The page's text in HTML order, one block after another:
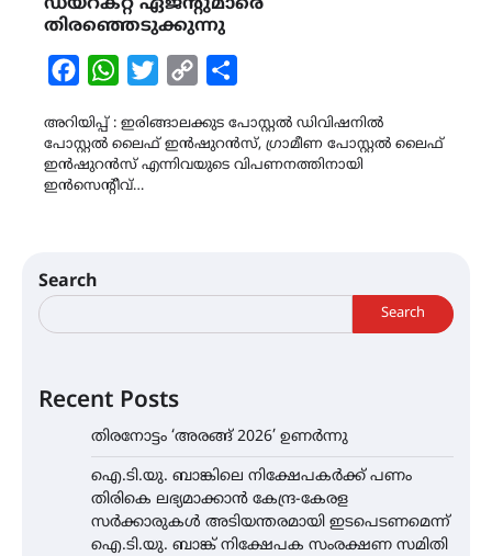
തിരഞ്ഞെടുക്കുന്നു
FacebookWhatsAppTwitterCopy
അറിയിപ്പ് : ഇരിങ്ങാലക്കുട പോസ്റ്റൽ ഡിവിഷനിൽ
പോസ്റ്റൽ ലൈഫ് ഇൻഷുറൻസ്, ഗ്രാമീണ പോസ്റ്റൽ ലൈഫ്
ഇൻഷുറൻസ് എന്നിവയുടെ വിപണനത്തിനായി
ഇൻസെന്റീവ്…
Search
Search
Recent Posts
തിരനോട്ടം ‘അരങ്ങ് 2026’ ഉണർന്നു
ഐ.ടി.യു. ബാങ്കിലെ നിക്ഷേപകർക്ക് പണം
തിരികെ ലഭ്യമാക്കാൻ കേന്ദ്ര-കേരള
സർക്കാരുകൾ അടിയന്തരമായി ഇടപെടണമെന്ന്
ഐ.ടി.യു. ബാങ്ക് നിക്ഷേപക സംരക്ഷണ സമിതി